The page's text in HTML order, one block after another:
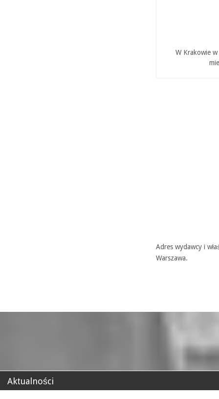
W Krakowie
Adres wydawcy i
Warszawa.
Aktualności